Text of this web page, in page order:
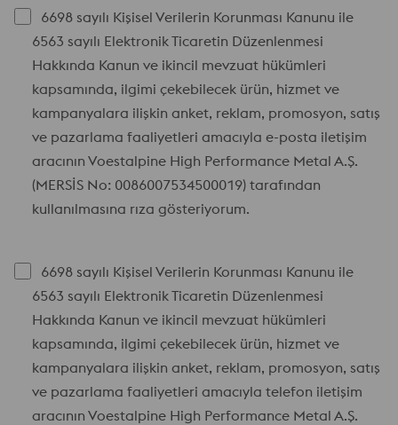
6698 sayılı Kişisel Verilerin Korunması Kanunu ile
6563 sayılı Elektronik Ticaretin Düzenlenmesi
Hakkında Kanun ve ikincil mevzuat hükümleri
kapsamında, ilgimi çekebilecek ürün, hizmet ve
kampanyalara ilişkin anket, reklam, promosyon, satış
ve pazarlama faaliyetleri amacıyla e-posta iletişim
aracının Voestalpine High Performance Metal A.Ş.
(MERSİS No: 0086007534500019) tarafından
kullanılmasına rıza gösteriyorum.
6698 sayılı Kişisel Verilerin Korunması Kanunu ile
6563 sayılı Elektronik Ticaretin Düzenlenmesi
Hakkında Kanun ve ikincil mevzuat hükümleri
kapsamında, ilgimi çekebilecek ürün, hizmet ve
kampanyalara ilişkin anket, reklam, promosyon, satış
ve pazarlama faaliyetleri amacıyla telefon iletişim
aracının Voestalpine High Performance Metal A.Ş.